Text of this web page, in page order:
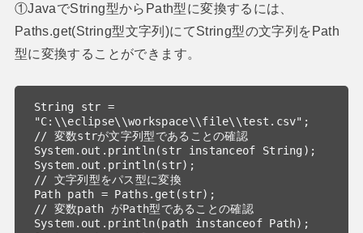
①JavaでString型からPath型に変換するには、
Paths.get(String型文字列)にてString型の文字列をPath
型に変換することができます。
String str =
"C:\\eclipse\\workspace\\file\\test.csv";
// 変数strが文字列型であることの確認
System.out.println(str instanceof String);
System.out.println(str);
// 文字列型をパス型に変換
Path path = Paths.get(str);
// 変数path がPath型であることの確認
System.out.println(path instanceof Path);